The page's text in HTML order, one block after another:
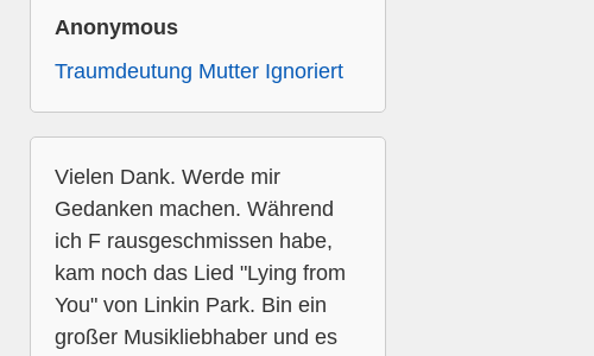
Anonymous
Traumdeutung Mutter Ignoriert
Vielen Dank. Werde mir
Gedanken machen. Während
ich F rausgeschmissen habe,
kam noch das Lied "Lying from
You" von Linkin Park. Bin ein
großer Musikliebhaber und es